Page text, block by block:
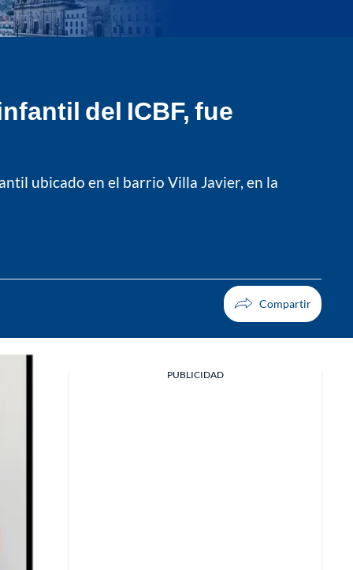
del ICBF, fue
ubicado en el barrio Villa Javier, en la
PUBLICIDAD